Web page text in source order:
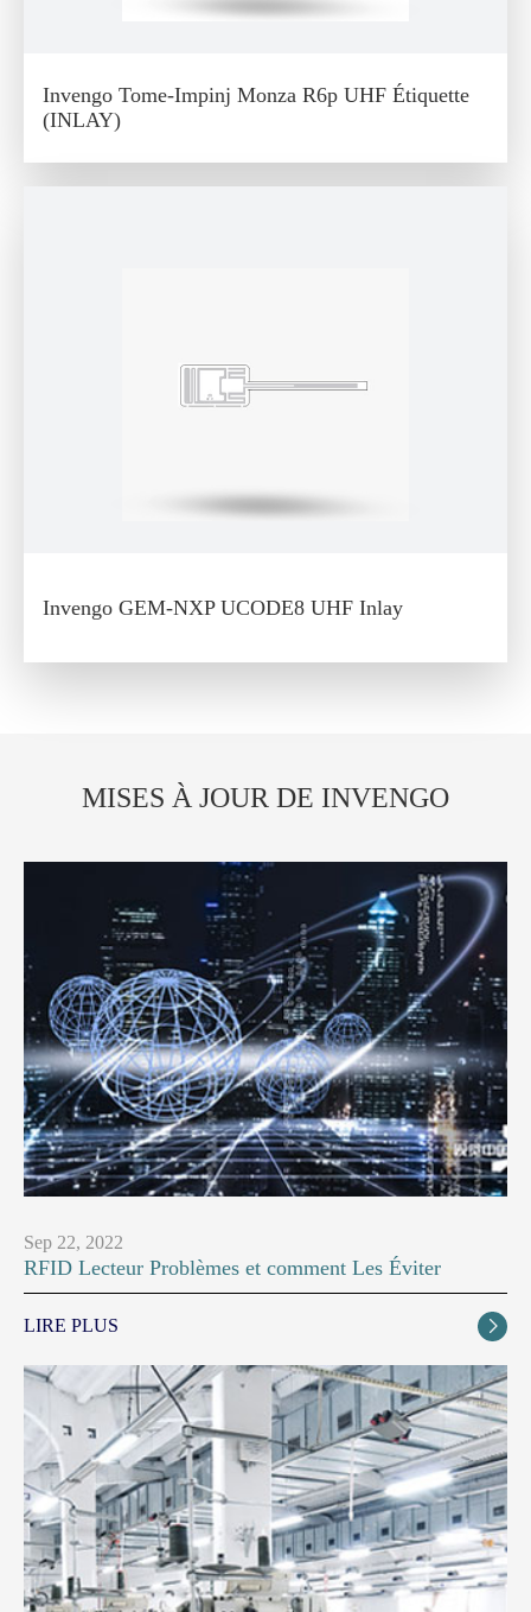
Invengo Tome-Impinj Monza R6p UHF Étiquette
(INLAY)
Invengo GEM-NXP UCODE8 UHF Inlay
MISES À JOUR DE INVENGO
Sep 22, 2022
RFID Lecteur Problèmes et comment Les Éviter
LIRE PLUS 